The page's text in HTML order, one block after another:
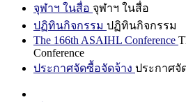
จุฬาฯ ในสื่อ จุฬาฯ ในสื่อ
ปฏิทินกิจกรรม ปฏิทินกิจกรรม
The 166th ASAIHL Conference
Conference
ประกาศจัดซื้อจัดจ้าง ประกาศจั